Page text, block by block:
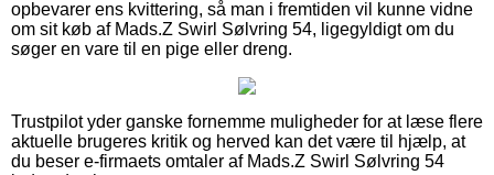
opbevarer ens kvittering, så man i fremtiden vil kunne vidne
om sit køb af Mads.Z Swirl Sølvring 54, ligegyldigt om du
søger en vare til en pige eller dreng.
Trustpilot yder ganske fornemme muligheder for at læse flere
aktuelle brugeres kritik og herved kan det være til hjælp, at
du beser e-firmaets omtaler af Mads.Z Swirl Sølvring 54